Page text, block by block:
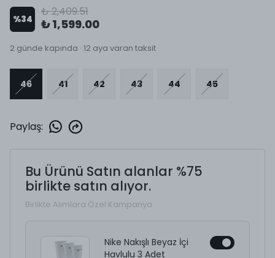
%34
₺ 2,409.51
₺ 1,599.00
2 günde kapında · 12 aya varan taksit
46 41 42 43 44 45
Paylaş:
Bu Ürünü Satın alanlar %75
birlikte satın alıyor.
Birlikte Alımlara Özel Kampanya
Nike Nakışlı Beyaz İçi
Havlulu 3 Adet